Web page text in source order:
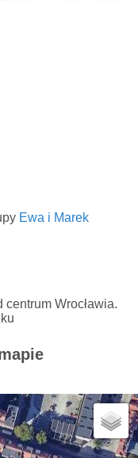
Ewa i Marek
centrum Wrocławia.